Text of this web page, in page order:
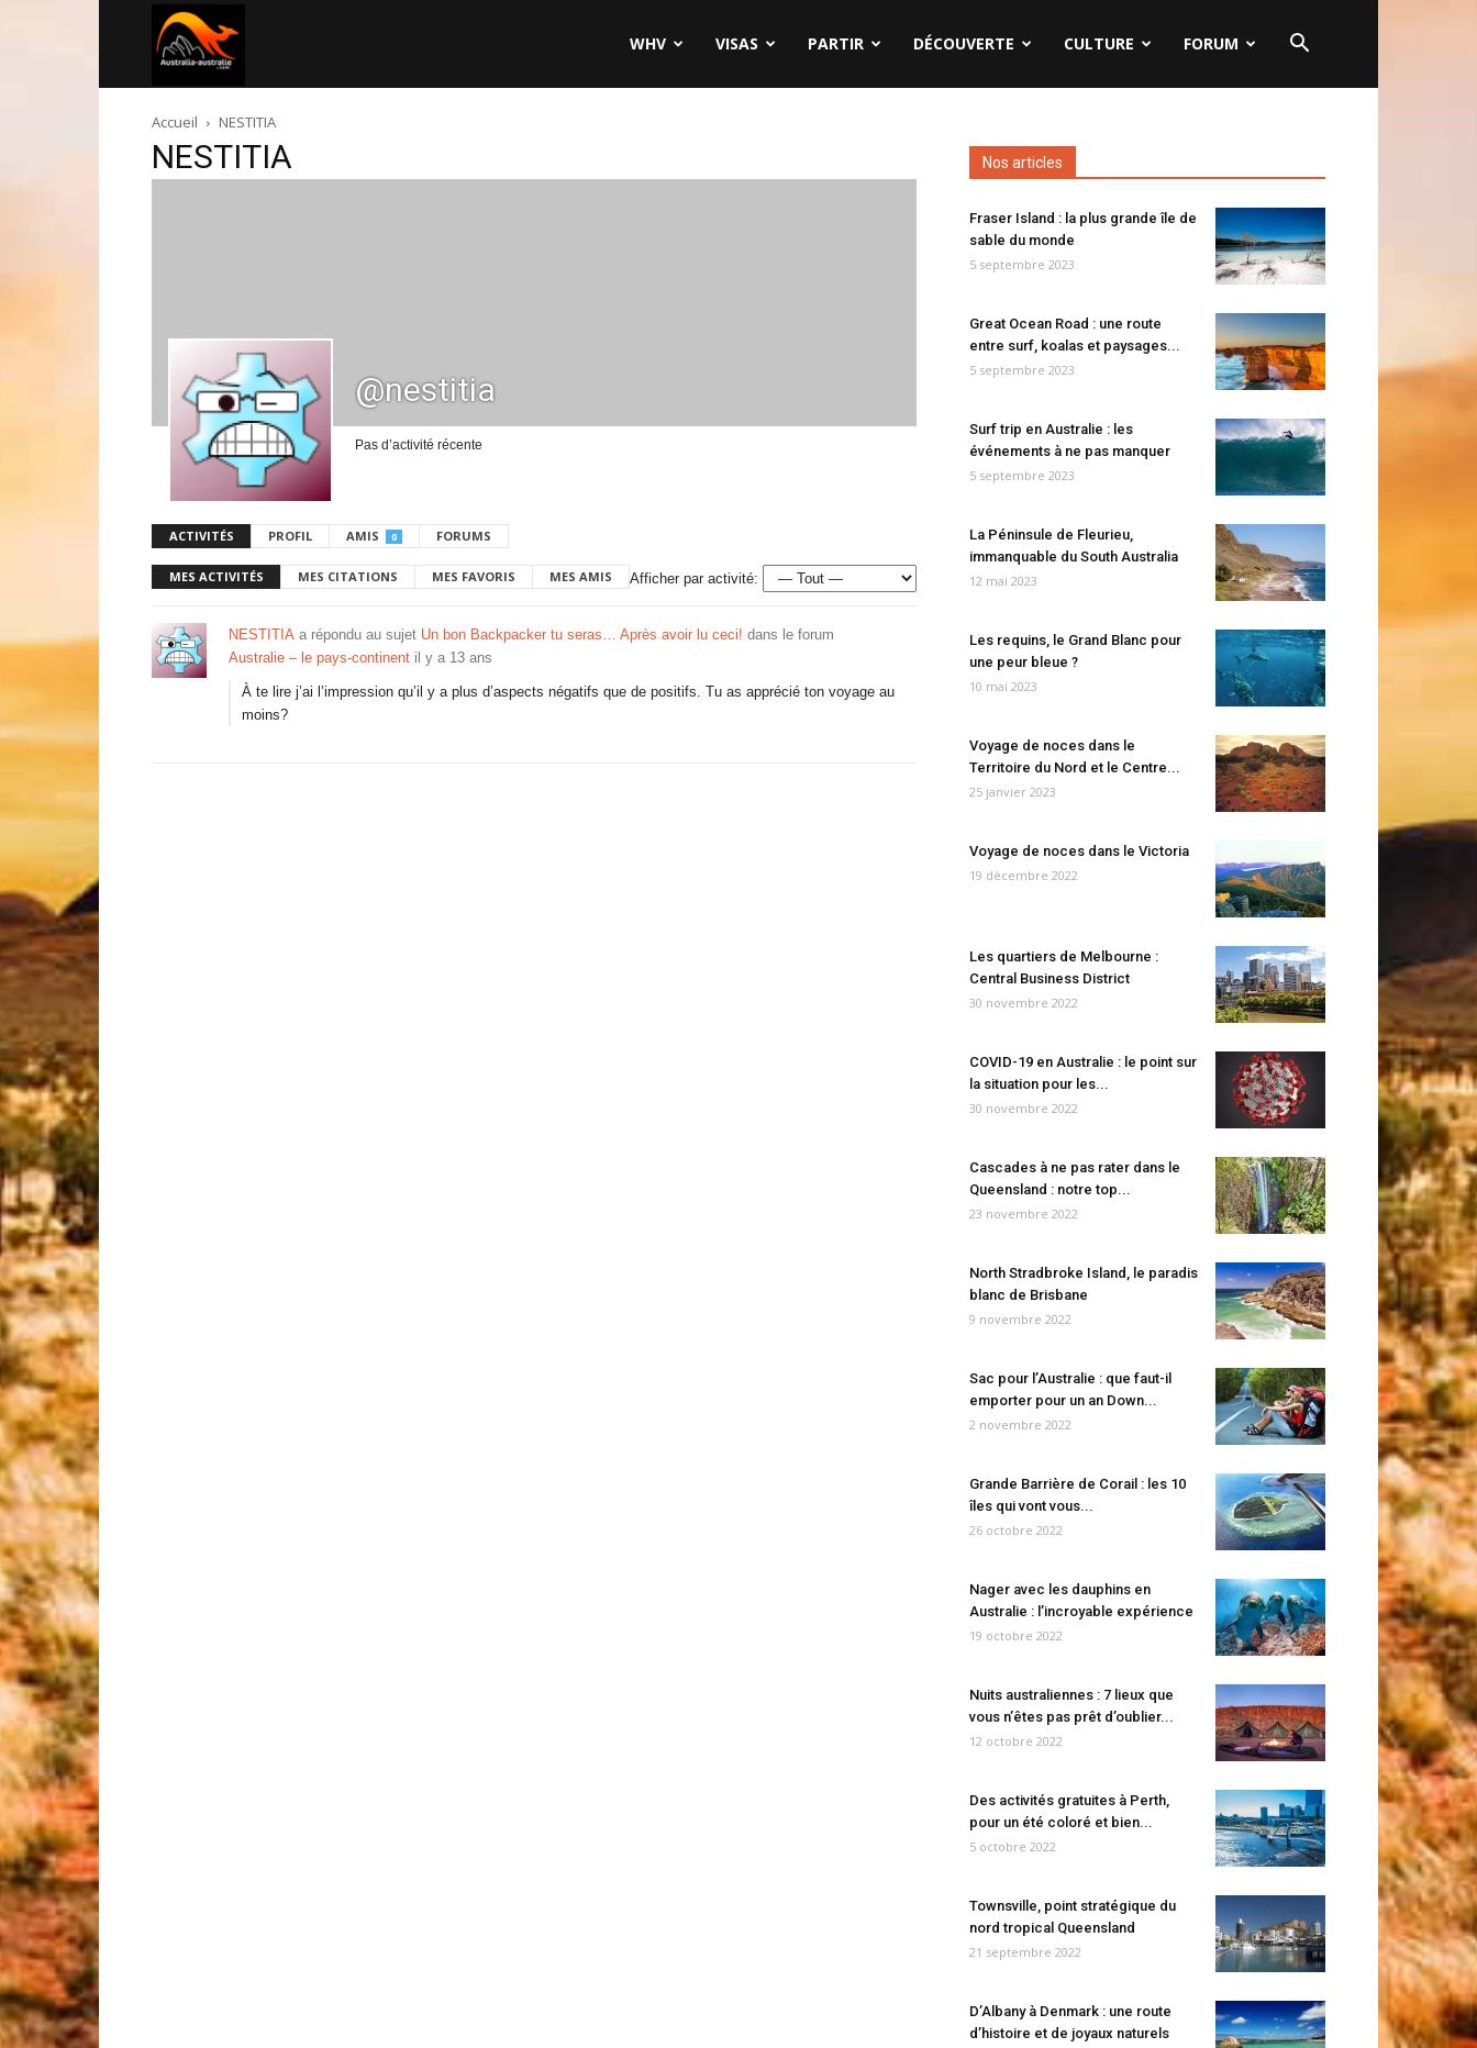
australie.com
WHV VISAS PARTIR DÉCOUVERTE CULTURE FORUM
Accueil NESTITIA
NESTITIA
@nestitia
Pas d’activité récente
ACTIVITÉS PROFIL AMIS 0 FORUMS
MES ACTIVITÉS MES CITATIONS MES FAVORIS MES AMIS Afficher par activité:
NESTITIA a répondu au sujet Un bon Backpacker tu seras… Après avoir lu ceci! dans le forum
Australie – le pays-continent il y a 13 ans
À te lire j’ai l’impression qu’il y a plus d’aspects négatifs que de positifs. Tu as apprécié ton voyage au
moins?
Nos articles
Fraser Island : la plus grande île de
sable du monde
5 septembre 2023
Great Ocean Road : une route
entre surf, koalas et paysages...
5 septembre 2023
Surf trip en Australie : les
événements à ne pas manquer
5 septembre 2023
La Péninsule de Fleurieu,
immanquable du South Australia
12 mai 2023
Les requins, le Grand Blanc pour
une peur bleue ?
10 mai 2023
Voyage de noces dans le
Territoire du Nord et le Centre...
25 janvier 2023
Voyage de noces dans le Victoria
19 décembre 2022
Les quartiers de Melbourne :
Central Business District
30 novembre 2022
COVID-19 en Australie : le point sur
la situation pour les...
30 novembre 2022
Cascades à ne pas rater dans le
Queensland : notre top...
23 novembre 2022
North Stradbroke Island, le paradis
blanc de Brisbane
9 novembre 2022
Sac pour l’Australie : que faut-il
emporter pour un an Down...
2 novembre 2022
Grande Barrière de Corail : les 10
îles qui vont vous...
26 octobre 2022
Nager avec les dauphins en
Australie : l’incroyable expérience
19 octobre 2022
Nuits australiennes : 7 lieux que
vous n’êtes pas prêt d’oublier...
12 octobre 2022
Des activités gratuites à Perth,
pour un été coloré et bien...
5 octobre 2022
Townsville, point stratégique du
nord tropical Queensland
21 septembre 2022
D’Albany à Denmark : une route
d’histoire et de joyaux naturels